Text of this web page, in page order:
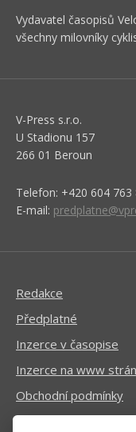
Vydavatel časopisů
všechny milovníky
V-Press s.r.o.
U Stadionu 157
266 01 Beroun
Telefon: +420 604 763
E-mail:
Redakce
Předplatné
Inzerce v časopise
Inzerce na www
Obchodní podmínky
Ochrana osobních